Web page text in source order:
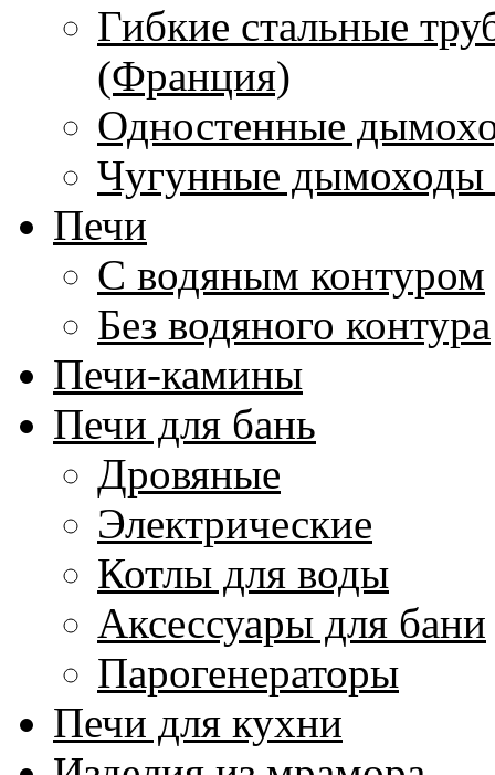
Гибкие стальные
(Франция)
Одностенные
Чугунные
Печи
С водяным контуром
Без водяного контура
Печи-камины
Печи для бань
Дровяные
Электрические
Котлы для воды
Аксессуары для бани
Парогенераторы
Печи для кухни